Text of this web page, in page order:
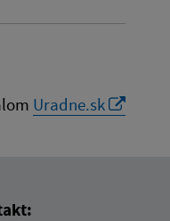
Uradne.sk